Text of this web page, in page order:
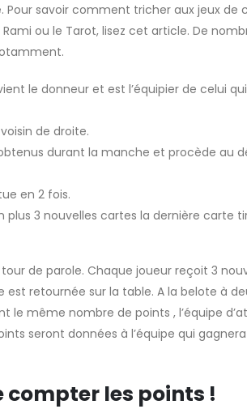
Pour savoir comment tricher aux jeux de
Rami ou le Tarot, lisez cet article. De
le donneur et est l’équipier de celui
de droite.
durant la manche et procède au
en 2 fois.
3 nouvelles cartes la dernière carte
de parole. Chaque joueur reçoit 3
retournée sur la table. A la belote à
le même nombre de points , l’équipe
seront données à l’équipe qui
compter les points !